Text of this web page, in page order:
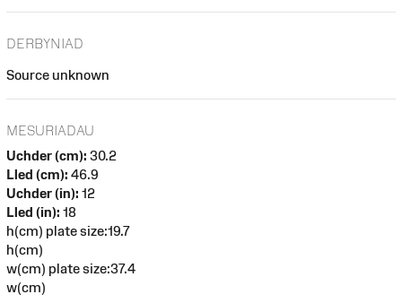
DERBYNIAD
Source unknown
MESURIADAU
Uchder (cm): 30.2
Lled (cm): 46.9
Uchder (in): 12
Lled (in): 18
h(cm) plate size:19.7
h(cm)
w(cm) plate size:37.4
w(cm)